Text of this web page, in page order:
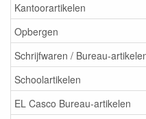
Kantoorartikelen
Opbergen
Schrijfwaren / Bureau-
Schoolartikelen
EL Casco Bureau-artikelen